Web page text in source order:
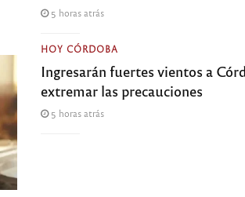
5 horas atrás
HOY CÓRDOBA
Ingresarán fuertes vientos a
extremar las precauciones
5 horas atrás